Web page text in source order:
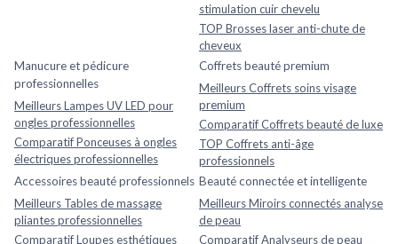
stimulation cuir chevelu
TOP Brosses laser anti-chute de
cheveux
Manucure et pédicure
professionnelles
Meilleurs Lampes UV LED pour
ongles professionnelles
Comparatif Ponceuses à ongles
électriques professionnelles
Coffrets beauté premium
Meilleurs Coffrets soins visage
premium
Comparatif Coffrets beauté de luxe
TOP Coffrets anti-âge
professionnels
Accessoires beauté professionnels
Meilleurs Tables de massage
pliantes professionnelles
Comparatif Loupes esthétiques
Beauté connectée et intelligente
Meilleurs Miroirs connectés analyse
de peau
Comparatif Analyseurs de peau